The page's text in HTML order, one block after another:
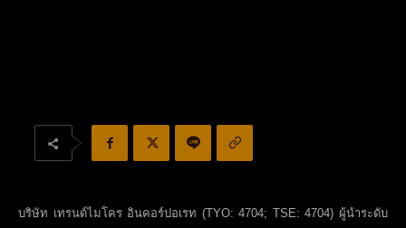
บริษัท เทรนด์ไมโคร อินคอร์ปอเรท (TYO:4704; TSE:4704) ผู้นำระดับ